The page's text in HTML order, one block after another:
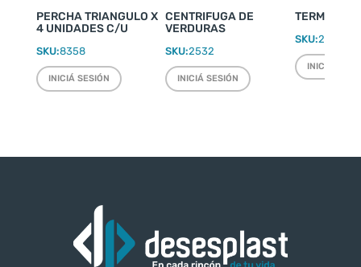
PERCHA TRIANGULO X
4 UNIDADES C/U
SKU:8358
INICIÁ SESIÓN
CENTRIFUGA DE
VERDURAS
SKU:2532
INICIÁ SESIÓN
TERMO
SKU:2220
INICIÁ